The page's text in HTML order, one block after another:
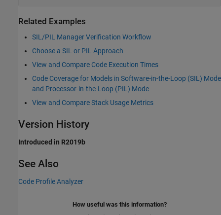
Related Examples
SIL/PIL Manager Verification Workflow
Choose a SIL or PIL Approach
View and Compare Code Execution Times
Code Coverage for Models in Software-in-the-Loop (SIL) Mode
and Processor-in-the-Loop (PIL) Mode
View and Compare Stack Usage Metrics
Version History
Introduced in R2019b
See Also
Code Profile Analyzer
How useful was this information?